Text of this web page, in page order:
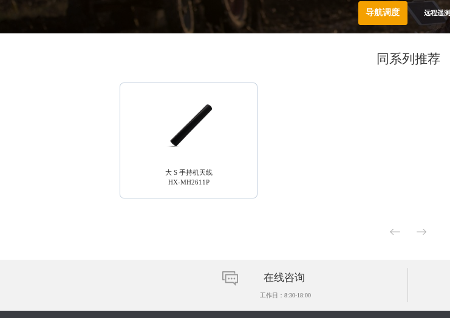
导航调度 远程遥测
同系列推荐
大 S 手持机天线
HX-MH2611P
在线咨询
工作日：8:30-18:00